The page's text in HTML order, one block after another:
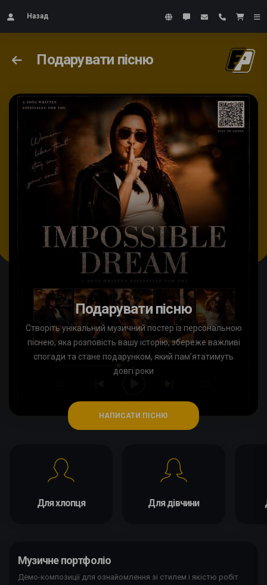
Назад
Подарувати пісню
Подарувати пісню
Створіть унікальний музичний постер із персональною
піснею, яка розповість вашу історію, збереже важливі
спогади та стане подарунком, який пам’ятатимуть
довгі роки
НАПИСАТИ ПІСНЮ
Для хлопця Для дівчини
Музичне портфоліо
Демо-композиції для ознайомлення зі стилем і якістю робіт